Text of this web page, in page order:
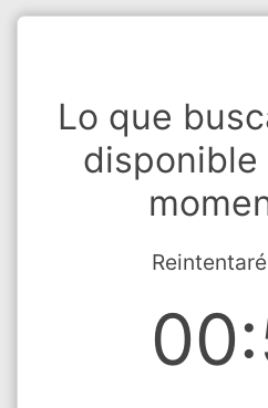
Lo que
disponible